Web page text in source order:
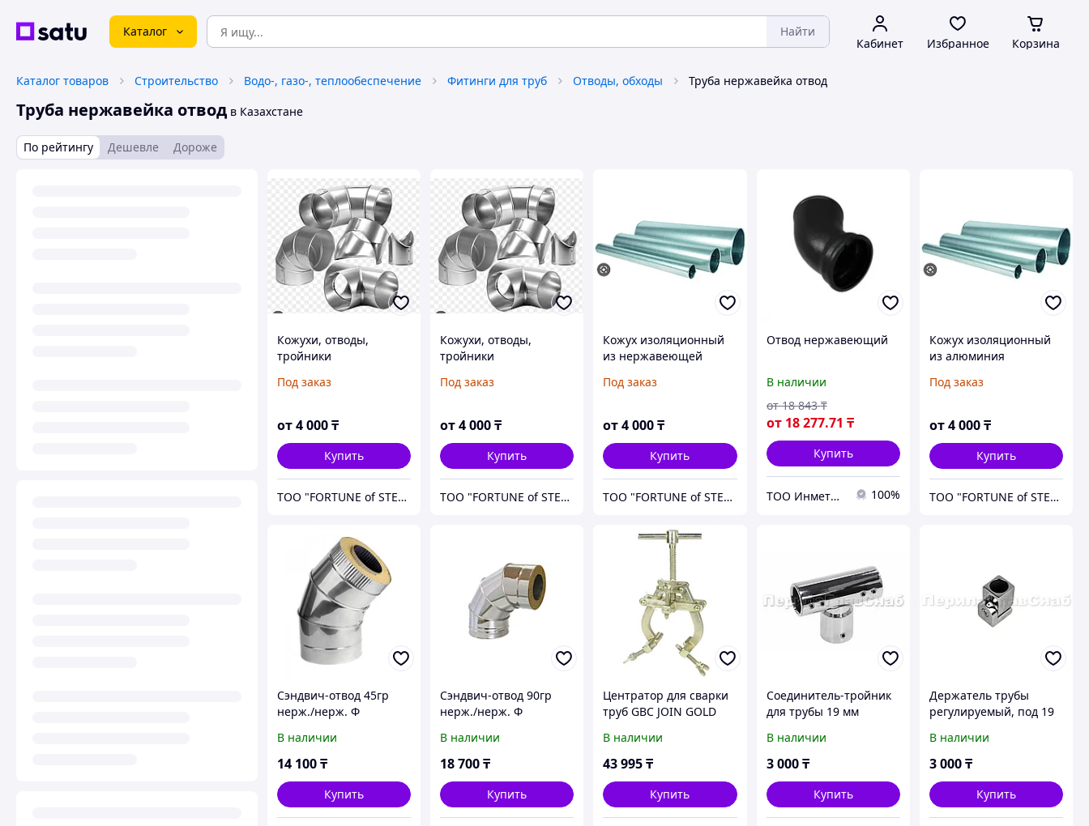
Каталог Найти
Кабинет Избранное Корзина
Каталог товаров Строительство Водо-, газо-, теплообеспечение Фитинги для труб Отводы, обходы Труба нержавейка отвод
Труба нержавейка отвод в Казахстане
По рейтингу Дешевле Дороже
Кожухи, отводы,
тройники
нержавеющей стали
Под заказ
от4 000₸
Купить
ТОО "FORTUNE of STEEL"
Кожухи, отводы,
тройники
алюминия
Под заказ
от4 000₸
Купить
ТОО "FORTUNE of STEEL"
Кожух изоляционный
из нержавеющей
Под заказ
от4 000₸
Купить
ТОО "FORTUNE of STEEL"
Отвод нержавеющий
В наличии
от 18 277.71 ₸
от 18 843 ₸
Купить
ТОО Инметпром 100%
Кожух изоляционный
из алюминия
Под заказ
от4 000₸
Купить
ТОО "FORTUNE of STEEL"
Сэндвич-отвод 45гр
нерж./нерж. Ф
В наличии
14 100₸
Купить
Сэндвич-отвод 90гр
нерж./нерж. Ф
В наличии
18 700₸
Купить
Центратор для сварки
труб GBC JOIN GOLD
В наличии
43 995₸
Купить
Соединитель-тройник
для трубы 19 мм
В наличии
3 000 ₸
Купить
Держатель трубы
регулируемый, под 19
В наличии
3 000₸
Купить